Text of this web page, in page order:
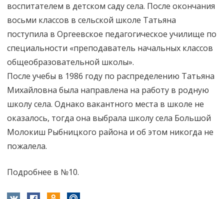
воспитателем в детском саду села. После окончания
восьми классов в сельской школе Татьяна
поступила в Оргеевское педагогическое училище по
специальности «преподаватель начальных классов
общеобразовательной школы».
После учебы в 1986 году по распределению Татьяна
Михайловна была направлена на работу в родную
школу села. Однако вакантного места в школе не
оказалось, тогда она выбрала школу села Большой
Молокиш Рыбницкого района и об этом никогда не
пожалела.
Подробнее в №10.